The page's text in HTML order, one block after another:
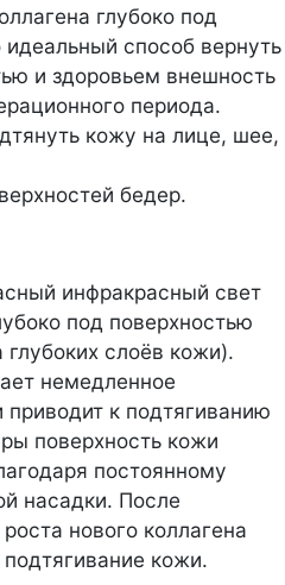
глубоко под
способ вернуть
и здоровьем внешность
периода.
кожу на лице, шее,
бедер.
инфракрасный свет
под поверхностью
слоёв кожи).
немедленное
к подтягиванию
поверхность кожи
постоянному
насадки. После
нового коллагена
кожи.